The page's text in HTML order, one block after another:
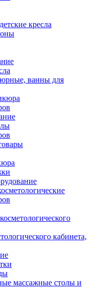
кресла
ванны для
кабинета,
массажные столы и